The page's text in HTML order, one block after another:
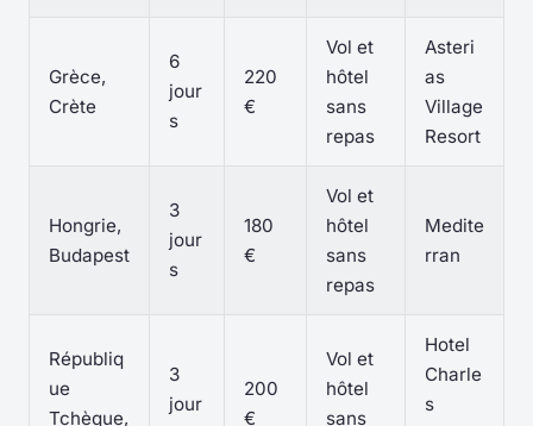
Grèce,
Crète
6
jour
s
220
€
Vol et
hôtel
sans
repas
Asteri
as
Village
Resort
Hongrie,
Budapest
3
jour
s
180
€
Vol et
hôtel
sans
repas
Medite
rran
Républiq
ue
Tchèque,
3
jour
200
€
Vol et
hôtel
sans
Hotel
Charle
s